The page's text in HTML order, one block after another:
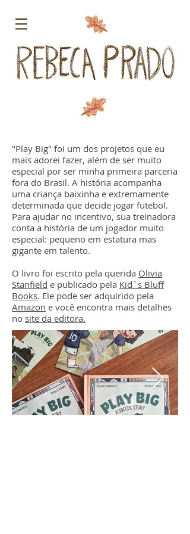
"Play Big" foi um dos projetos que eu
mais adorei fazer, além de ser muito
especial por ser minha primeira parceria
fora do Brasil. A história acompanha
uma criança baixinha e extremamente
determinada que decide jogar futebol.
Para ajudar no incentivo, sua treinadora
conta a história de um jogador muito
especial: pequeno em estatura mas
gigante em talento.
O livro foi escrito pela querida Olivia
Stanfield e publicado pela Kid`s Bluff
Books. Ele pode ser adquirido pela
Amazon e você encontra mais detalhes
no site da editora.